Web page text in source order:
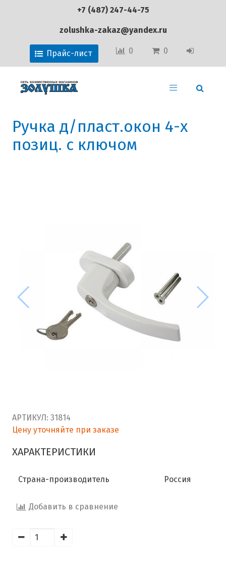
+7 (487) 247-44-75
zolushka-zakaz@yandex.ru
Прайс-лист 0 0
Ручка д/пласт.окон 4-х
позиц. с ключом
АРТИКУЛ: 31814
Цену уточняйте при заказе
ХАРАКТЕРИСТИКИ
Страна-производитель Россия
Добавить в сравнение